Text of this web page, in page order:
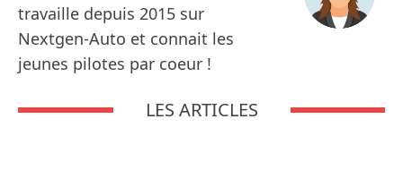
travaille depuis 2015 sur
Nextgen-Auto et connait les
jeunes pilotes par coeur !
LES ARTICLES